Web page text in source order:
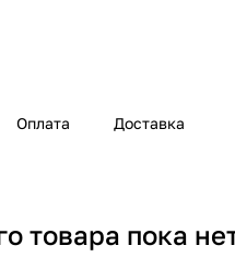
Оплата Доставка
товара пока